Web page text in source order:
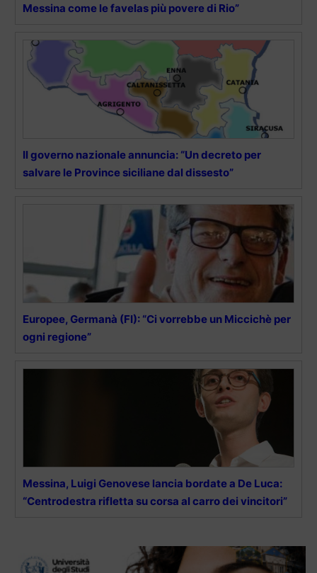
Messina come le favelas più povere di Rio”
Il governo nazionale annuncia: “Un decreto per
salvare le Province siciliane dal dissesto”
Europee, Germanà (FI): “Ci vorrebbe un Miccichè per
ogni regione”
Messina, Luigi Genovese lancia bordate a De Luca:
“Centrodestra rifletta su corsa al carro dei vincitori”